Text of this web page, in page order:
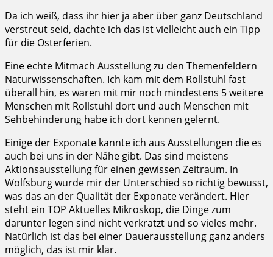
Da ich weiß, dass ihr hier ja aber über ganz Deutschland
verstreut seid, dachte ich das ist vielleicht auch ein Tipp
für die Osterferien.
Eine echte Mitmach Ausstellung zu den Themenfeldern
Naturwissenschaften. Ich kam mit dem Rollstuhl fast
überall hin, es waren mit mir noch mindestens 5 weitere
Menschen mit Rollstuhl dort und auch Menschen mit
Sehbehinderung habe ich dort kennen gelernt.
Einige der Exponate kannte ich aus Ausstellungen die es
auch bei uns in der Nähe gibt. Das sind meistens
Aktionsausstellung für einen gewissen Zeitraum. In
Wolfsburg wurde mir der Unterschied so richtig bewusst,
was das an der Qualität der Exponate verändert. Hier
steht ein TOP Aktuelles Mikroskop, die Dinge zum
darunter legen sind nicht verkratzt und so vieles mehr.
Natürlich ist das bei einer Dauerausstellung ganz anders
möglich, das ist mir klar.